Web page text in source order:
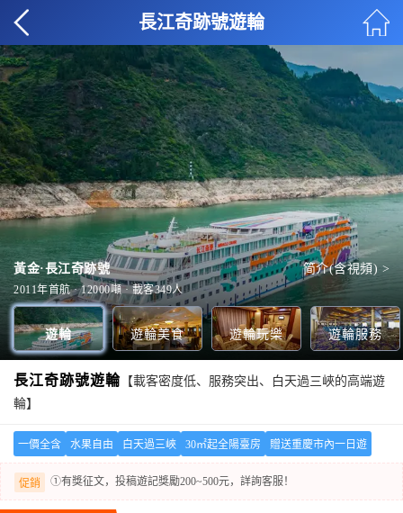
長江奇跡號遊輪
黃金·長江奇跡號 简介(含視頻) >
2011年首航 · 12000噸 · 載客349人
宴江潮餐廳 全部美食 >
棋牌室
全部玩樂 >
多功能廳
全部服務 >
甲板2
全部甲板 >
遊輪 遊輪美食 遊輪玩樂 遊輪服務
長江奇跡號遊輪 【載客密度低、服務突出、白天過三峽的高端遊
輪】
一價全含 水果自由 白天過三峽 30㎡起全陽臺房 贈送重慶市內一日遊
促銷 ①有獎征文，投稿遊記獎勵200~500元，詳詢客服！